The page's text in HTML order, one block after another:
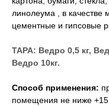
линолеума , в
цементные и гипсовые
ТАРА: Ведро 0,5 кг,
Ведро 10кг.
Способ применения:
помещения не ниже +15